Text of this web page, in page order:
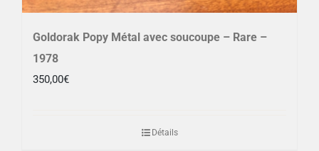
Goldorak Popy Métal avec soucoupe – Rare –
1978
350,00€
Détails